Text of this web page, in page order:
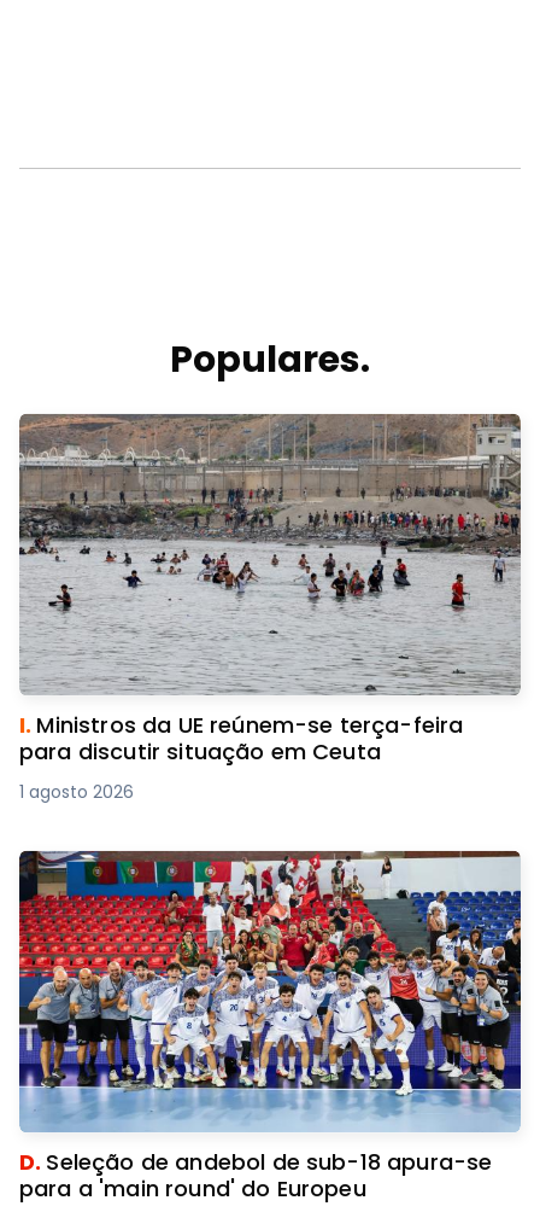
Populares.
I. Ministros da UE reúnem-se terça-feira
para discutir situação em Ceuta
1 agosto 2026
D. Seleção de andebol de sub-18 apura-se
para a 'main round' do Europeu